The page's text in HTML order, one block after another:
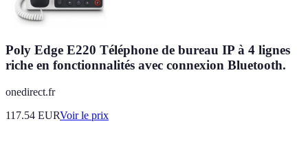
Poly Edge E220 Téléphone de bureau IP à 4 lignes
riche en fonctionnalités avec connexion Bluetooth.
onedirect.fr
117.54 EURVoir le prix